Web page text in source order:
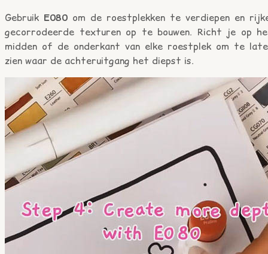
Gebruik E080 om de roestplekken te verdiepen en
gecorrodeerde texturen op te bouwen. Richt je op
midden of de onderkant van elke roestplek om te
zien waar de achteruitgang het diepst is.